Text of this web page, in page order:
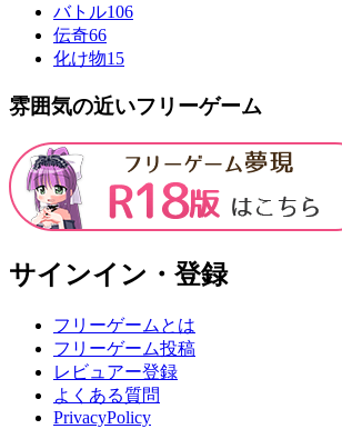
バトル106
伝奇66
化け物15
雰囲気の近いフリーゲーム
サインイン・登録
フリーゲームとは
フリーゲーム投稿
レビュアー登録
よくある質問
PrivacyPolicy